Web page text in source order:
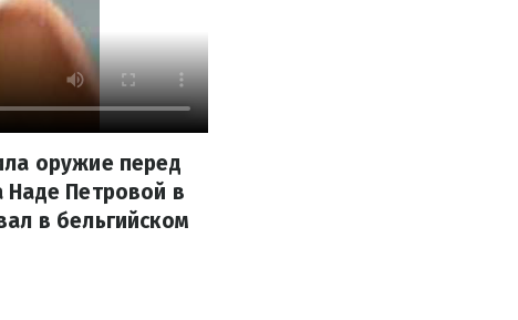
оружие перед
Наде Петровой в
в бельгийском